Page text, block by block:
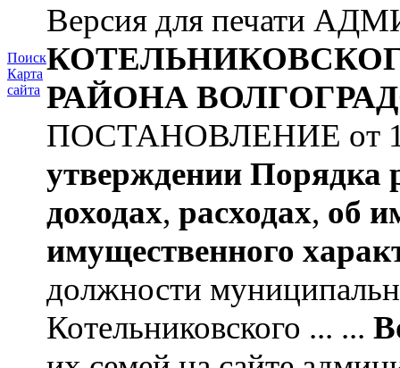
Поиск
Карта
сайта
Версия для печати
РАЙОНА
ПОСТАНОВЛЕНИЕ от
утверждении Порядка
доходах, расходах, об
имущественного
должности
Котельниковского ... ...